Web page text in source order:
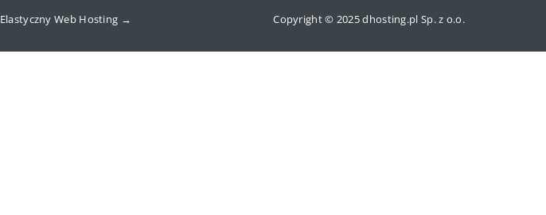
Elastyczny Web Hosting → Copyright © 2025 dhosting.pl Sp. z o.o.